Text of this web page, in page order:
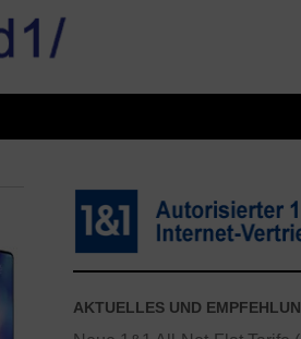
AKTUELLES UND